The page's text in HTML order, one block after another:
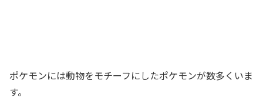
ポケモンには動物をモチーフにしたポケモンが数多くいま
す。